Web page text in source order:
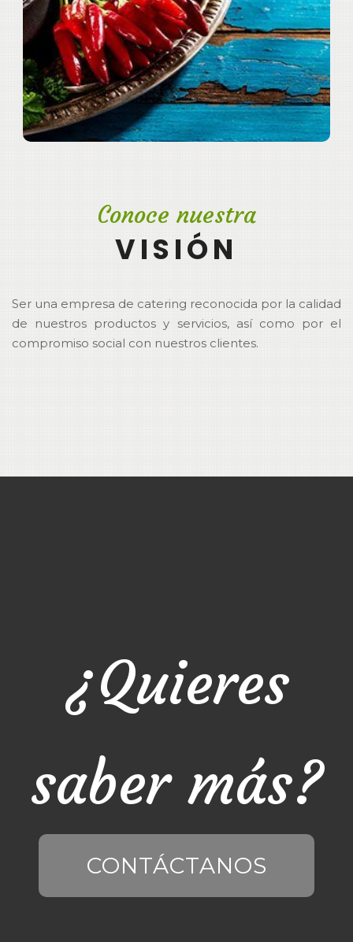
Conoce nuestra
VISIÓN
Ser una empresa de catering reconocida por la calidad
de nuestros productos y servicios, así como por el
compromiso social con nuestros clientes.
¿Quieres
saber más?
CONTÁCTANOS